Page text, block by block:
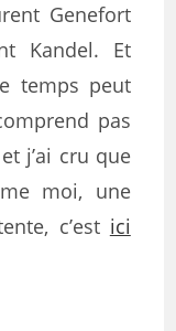
Genefort
Kandel. Et
temps peut
pas
j’ai cru que
moi, une
c’est ici